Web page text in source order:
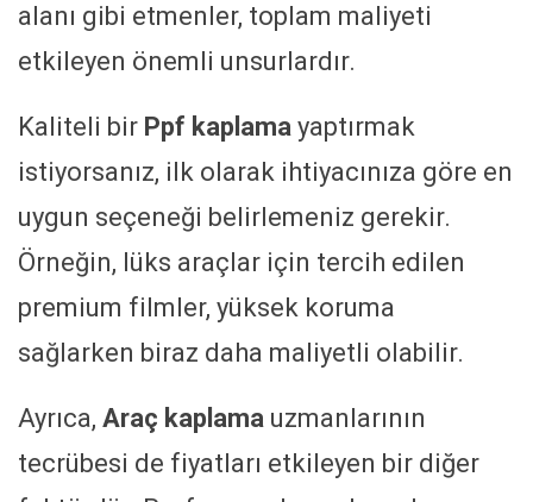
alanı gibi etmenler, toplam maliyeti
etkileyen önemli unsurlardır.
Kaliteli bir Ppf kaplama yaptırmak
istiyorsanız, ilk olarak ihtiyacınıza göre en
uygun seçeneği belirlemeniz gerekir.
Örneğin, lüks araçlar için tercih edilen
premium filmler, yüksek koruma
sağlarken biraz daha maliyetli olabilir.
Ayrıca, Araç kaplama uzmanlarının
tecrübesi de fiyatları etkileyen bir diğer